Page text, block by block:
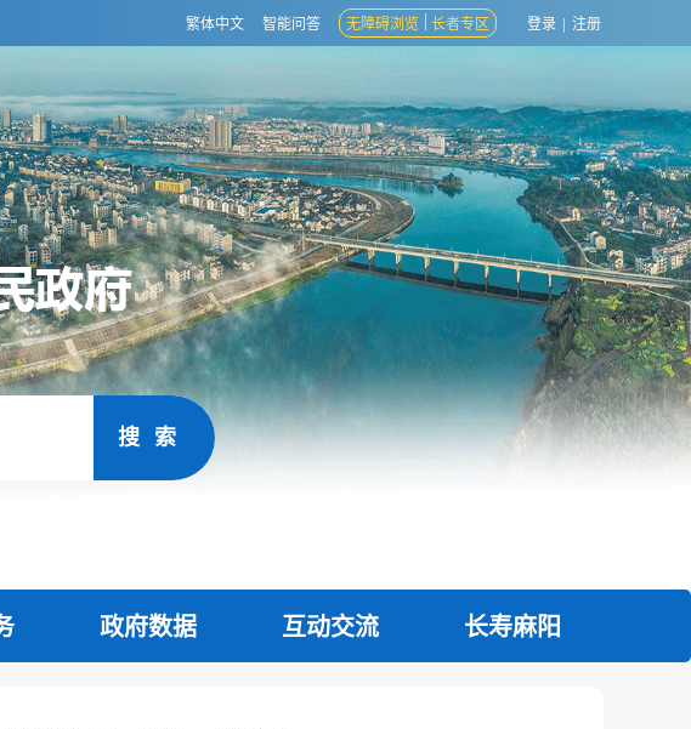
繁体中文 智能问答 无障碍浏览 长者专区 登录 | 注册
政府数据 互动交流 长寿麻阳